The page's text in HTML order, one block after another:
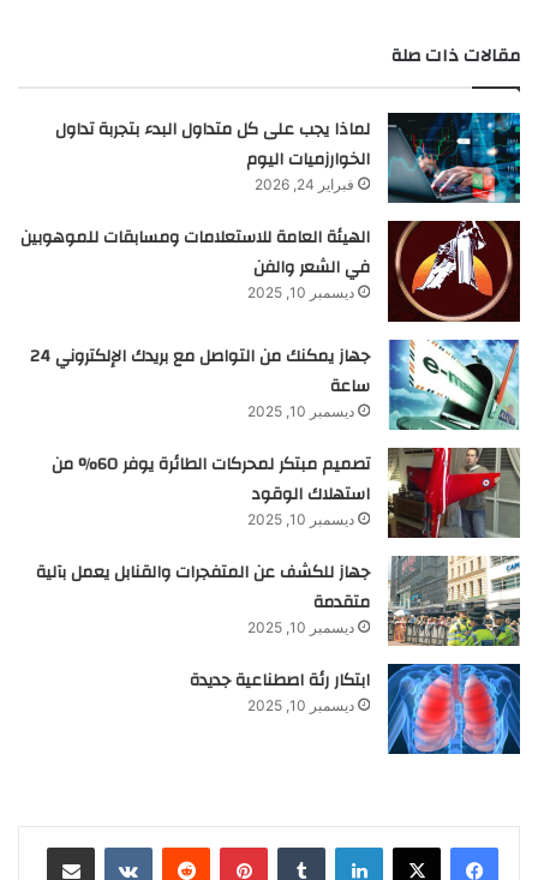
مقالات ذات صلة
لماذا يجب على كل متداول البدء بتجربة تداول
الخوارزميات اليوم
فبراير 24, 2026
الهيئة العامة للاستعلامات ومسابقات للموهوبين
في الشعر والفن
ديسمبر 10, 2025
جهاز يمكنك من التواصل مع بريدك الإلكتروني 24
ساعة
ديسمبر 10, 2025
تصميم مبتكر لمحركات الطائرة يوفر 60% من
استهلاك الوقود
ديسمبر 10, 2025
جهاز للكشف عن المتفجرات والقنابل يعمل بآلية
متقدمة
ديسمبر 10, 2025
ابتكار رئة اصطناعية جديدة
ديسمبر 10, 2025
لينكدإن بينتيريست